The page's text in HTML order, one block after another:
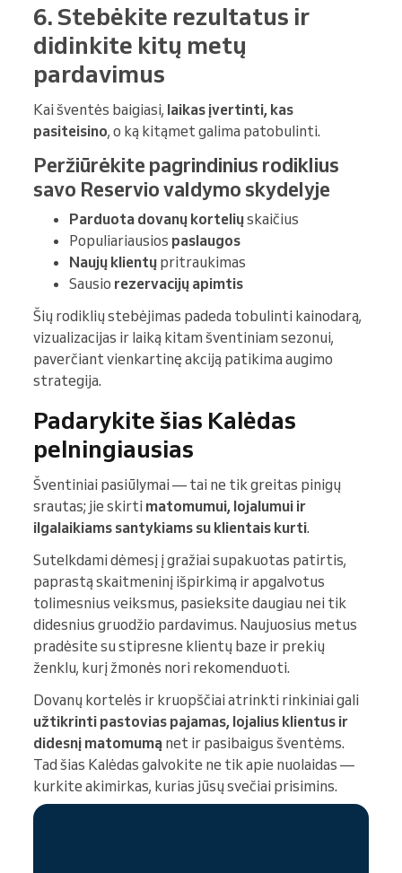
6. Stebėkite rezultatus ir
didinkite kitų metų
pardavimus
Kai šventės baigiasi, laikas įvertinti, kas
pasiteisino, o ką kitąmet galima patobulinti.
Peržiūrėkite pagrindinius rodiklius
savo Reservio valdymo skydelyje
Parduota dovanų korteliųskaičius
Populiariausios paslaugos
Naujų klientų pritraukimas
Sausio rezervacijų apimtis
Šių rodiklių stebėjimas padeda tobulinti kainodarą,
vizualizacijas ir laiką kitam šventiniam sezonui,
paverčiant vienkartinę akciją patikima augimo
strategija.
Padarykite šias Kalėdas
pelningiausias
Šventiniai pasiūlymai — tai ne tik greitas pinigų
srautas; jie skirti matomumui, lojalumui ir
ilgalaikiams santykiams su klientais kurti.
Sutelkdami dėmesį į gražiai supakuotas patirtis,
paprastą skaitmeninį išpirkimą ir apgalvotus
tolimesnius veiksmus, pasieksite daugiau nei tik
didesnius gruodžio pardavimus. Naujuosius metus
pradėsite su stipresne klientų baze ir prekių
ženklu, kurį žmonės nori rekomenduoti.
Dovanų kortelės ir kruopščiai atrinkti rinkiniai gali
užtikrinti pastovias pajamas, lojalius klientus ir
didesnį matomumą net ir pasibaigus šventėms.
Tad šias Kalėdas galvokite ne tik apie nuolaidas —
kurkite akimirkas, kurias jūsų svečiai prisimins.